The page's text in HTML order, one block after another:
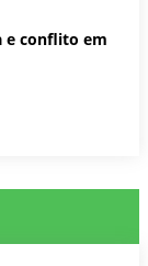
e conflito em